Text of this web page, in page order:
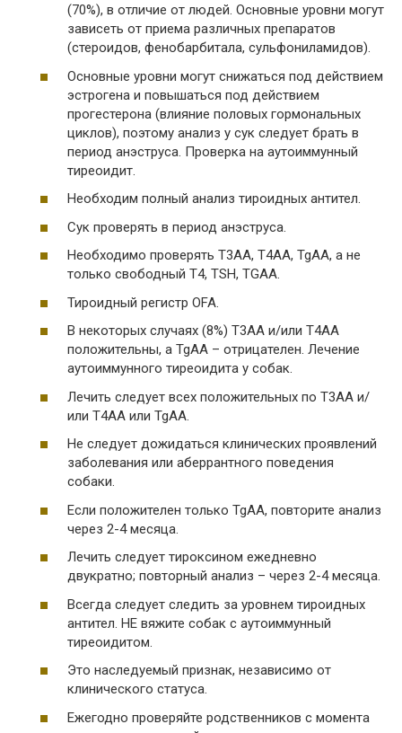
(70%), в отличие от людей. Основные уровни могут
зависеть от приема различных препаратов
(стероидов, фенобарбитала, сульфониламидов).
Основные уровни могут снижаться под действием
эстрогена и повышаться под действием
прогестерона (влияние половых гормональных
циклов), поэтому анализ у сук следует брать в
период анэструса. Проверка на аутоиммунный
тиреоидит.
Необходим полный анализ тироидных антител.
Сук проверять в период анэструса.
Необходимо проверять Т3АА, Т4АА, TgАА, а не
только свободный Т4, TSH, TGAA.
Тироидный регистр OFA.
В некоторых случаях (8%) Т3АА и/или Т4АА
положительны, а TgAA – отрицателен. Лечение
аутоиммунного тиреоидита у собак.
Лечить следует всех положительных по Т3АА и/
или Т4АА или TgAA.
Не следует дожидаться клинических проявлений
заболевания или аберрантного поведения
собаки.
Если положителен только TgAA, повторите анализ
через 2-4 месяца.
Лечить следует тироксином ежедневно
двукратно; повторный анализ – через 2-4 месяца.
Всегда следует следить за уровнем тироидных
антител. НЕ вяжите собак с аутоиммунный
тиреоидитом.
Это наследуемый признак, независимо от
клинического статуса.
Ежегодно проверяйте родственников с момента